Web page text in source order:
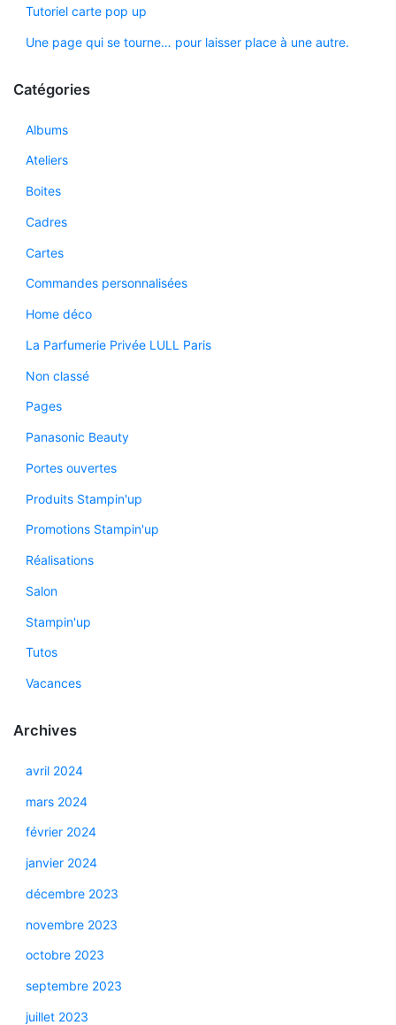
Tutoriel carte pop up
Une page qui se tourne… pour laisser place à une autre.
Catégories
Albums
Ateliers
Boites
Cadres
Cartes
Commandes personnalisées
Home déco
La Parfumerie Privée LULL Paris
Non classé
Pages
Panasonic Beauty
Portes ouvertes
Produits Stampin'up
Promotions Stampin'up
Réalisations
Salon
Stampin'up
Tutos
Vacances
Archives
avril 2024
mars 2024
février 2024
janvier 2024
décembre 2023
novembre 2023
octobre 2023
septembre 2023
juillet 2023